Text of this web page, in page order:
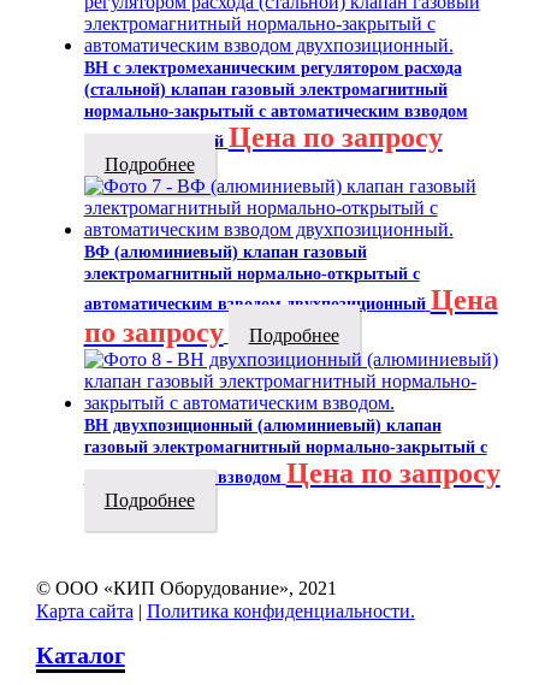
ВН с электромеханическим регулятором расхода
(стальной) клапан газовый электромагнитный
нормально-закрытый с автоматическим взводом
двухпозиционный Цена по запросу
Подробнее
ВФ (алюминиевый) клапан газовый
электромагнитный нормально-открытый с
автоматическим взводом двухпозиционный Цена
по запросу
Подробнее
ВН двухпозиционный (алюминиевый) клапан
газовый электромагнитный нормально-закрытый с
автоматическим взводом Цена по запросу
Подробнее
© ООО «КИП Оборудование», 2021
Карта сайта | Политика конфиденциальности.
Каталог